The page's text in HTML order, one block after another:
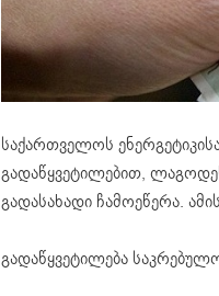
საქართველოს
გადაწყვეტილებით,
გადასახადი ჩამოეწერა.
გადაწყვეტილება